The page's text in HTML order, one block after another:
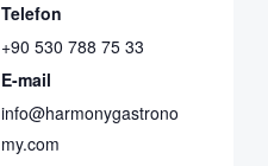
Telefon
+90 530 788 75 33
E-mail
info@harmonygastrono
my.com